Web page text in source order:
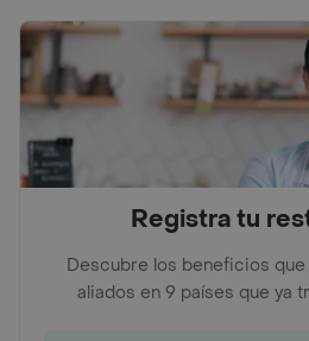
Registra tu
Descubre los beneficios
aliados en 9 países que ya